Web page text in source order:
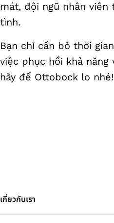
mát, đội ngũ nhân viên
tình.
Bạn chỉ cần bỏ thời
việc phục hồi khả năng
hãy để Ottobock lo nhé!
เกี่ยวกับเรา